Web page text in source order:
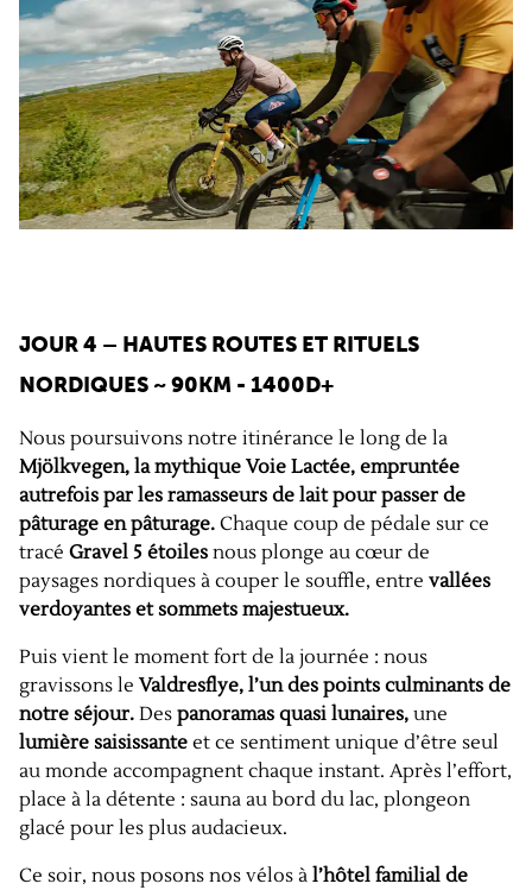
JOUR 4 – HAUTES ROUTES ET RITUELS
NORDIQUES ~ 90KM - 1400D+
Nous poursuivons notre itinérance le long de la
Mjölkvegen, la mythique Voie Lactée, empruntée
autrefois par les ramasseurs de lait pour passer de
pâturage en pâturage. Chaque coup de pédale sur ce
tracé Gravel 5 étoiles nous plonge au cœur de
paysages nordiques à couper le souffle, entre vallées
verdoyantes et sommets majestueux.
Puis vient le moment fort de la journée : nous
gravissons le Valdresflye, l’un des points culminants de
notre séjour. Des panoramas quasi lunaires, une
lumière saisissante et ce sentiment unique d’être seul
au monde accompagnent chaque instant. Après l’effort,
place à la détente : sauna au bord du lac, plongeon
glacé pour les plus audacieux.
Ce soir, nous posons nos vélos à l’hôtel familial de